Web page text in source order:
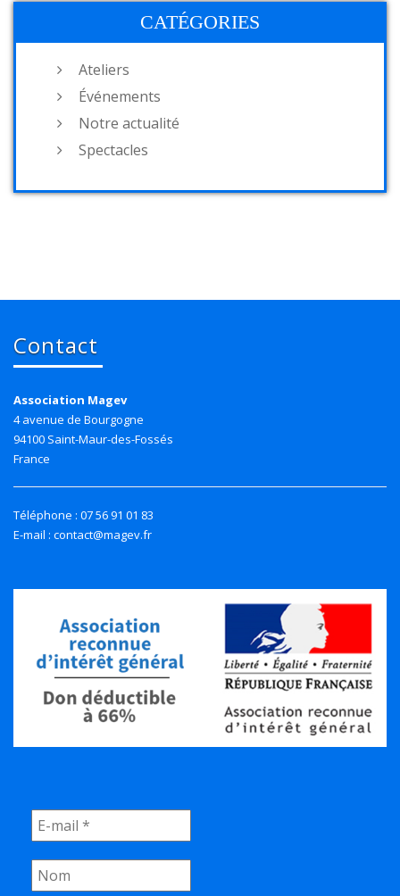
CATÉGORIES
Ateliers
Événements
Notre actualité
Spectacles
Contact
Association Magev
4 avenue de Bourgogne
94100 Saint-Maur-des-Fossés
France
Téléphone : 07 56 91 01 83
E-mail : contact@magev.fr